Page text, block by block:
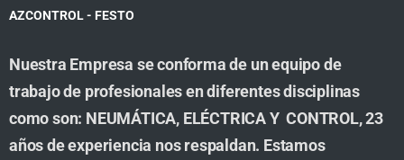
AZCONTROL - FESTO
Nuestra Empresa se conforma de un equipo de
trabajo de profesionales en diferentes disciplinas
como son: NEUMÁTICA, ELÉCTRICA Y CONTROL, 23
años de experiencia nos respaldan. Estamos